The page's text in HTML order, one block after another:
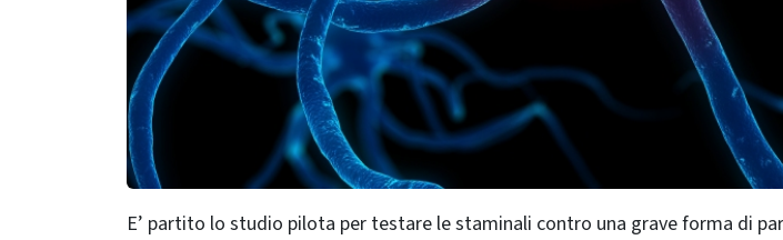
E’ partito lo studio pilota per testare le staminali contro una grave forma di